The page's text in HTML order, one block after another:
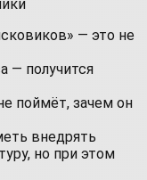
— это не
— получится
поймёт, зачем он
внедрять
но при этом